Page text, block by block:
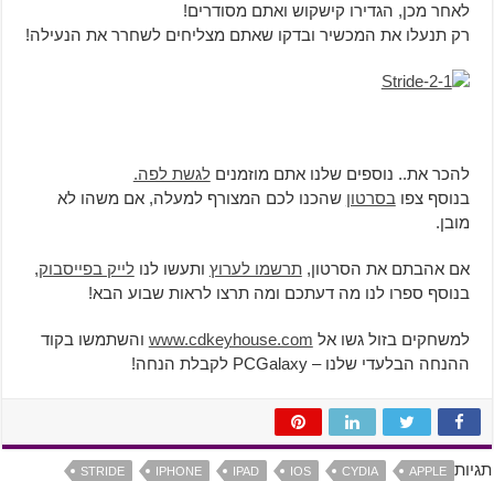
לאחר מכן, הגדירו קישקוש ואתם מסודרים!
רק תנעלו את המכשיר ובדקו שאתם מצליחים לשחרר את הנעילה!
להכר את.. נוספים שלנו אתם מוזמנים לגשת לפה.
בנוסף צפו בסרטוןשהכנו לכם המצורף למעלה, אם משהו לא
מובן.
אם אהבתם את הסרטון, תרשמו לערוץותעשו לנו לייק בפייסבוק,
בנוסף ספרו לנו מה דעתכם ומה תרצו לראות שבוע הבא!
למשחקים בזול גשו אל www.cdkeyhouse.comוהשתמשו בקוד
ההנחה הבלעדי שלנו – PCGalaxy לקבלת הנחה!
תגיות APPLE
CYDIA
IOS
IPAD
IPHONE
STRIDE